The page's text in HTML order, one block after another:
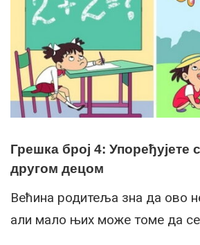
Грешка број 4: Упоређујете
другом децом
Већина родитеља зна да ово
али мало њих може томе да